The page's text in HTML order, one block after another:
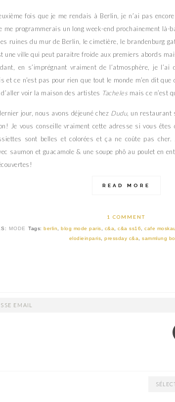
fois que je me rendais à Berlin, je n’ai pas
me programmerais un long week-end prochainement là-
ruines du mur de Berlin, le cimetière, le brandenburg
une ville qui peut paraitre froide aux premiers abords
en s’imprégnant vraiment de l’atmosphère, je
et ce n’est pas pour rien que tout le monde m’en dit
voir la maison des artistes Tacheles mais ce n’est
jour, nous avons déjeuné chez Dudu, un restaurant
Je vous conseille vraiment cette adresse si vous êtes
sont belles et colorées et ça ne coûte pas cher.
saumon et guacamole & une soupe phô au poulet en
READ MORE
1 COMMENT
MODE Tags: berlin blog mode paris c&a c&a ss16 cafe
elodieinparis ,pressday c&a ,sammlung